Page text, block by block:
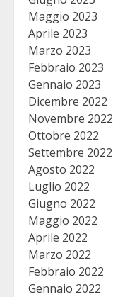
Maggio 2023
Aprile 2023
Marzo 2023
Febbraio 2023
Gennaio 2023
Dicembre 2022
Novembre 2022
Ottobre 2022
Settembre 2022
Agosto 2022
Luglio 2022
Giugno 2022
Maggio 2022
Aprile 2022
Marzo 2022
Febbraio 2022
Gennaio 2022